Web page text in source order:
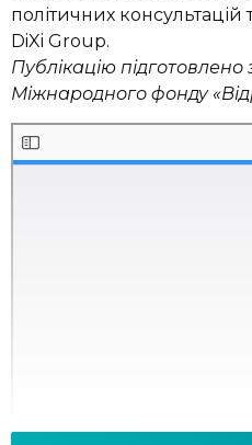
політичних
DiXi Group.
Публікацію підготовлено
Міжнародного фонду